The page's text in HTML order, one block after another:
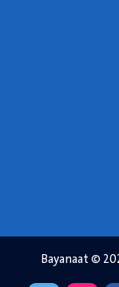
Bayanaat ©